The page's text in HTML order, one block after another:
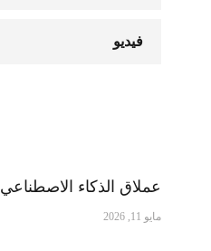
فيديو
عملاق الذكاء الاصطناعي Cloude
مايو 11, 2026